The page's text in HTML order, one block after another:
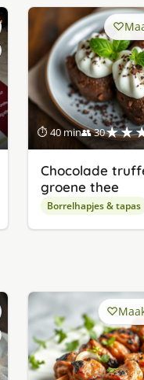
⏱ 40 min👥 30
Chocolade
groene thee
Borrelhapjes & tapas